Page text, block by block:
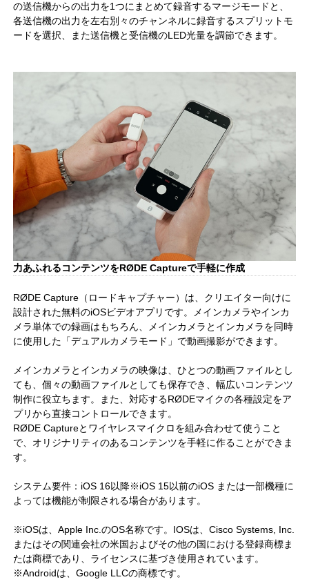
の送信機からの出力を1つにまとめて録音するマージモードと、
各送信機の出力を左右別々のチャンネルに録音するスプリットモ
ードを選択、また送信機と受信機のLED光量を調節できます。
力あふれるコンテンツをRØDE Captureで手軽に作成
RØDE Capture（ロードキャプチャー）は、クリエイター向けに
設計された無料のiOSビデオアプリです。メインカメラやインカ
メラ単体での録画はもちろん、メインカメラとインカメラを同時
に使用した「デュアルカメラモード」で動画撮影ができます。
メインカメラとインカメラの映像は、ひとつの動画ファイルとし
ても、個々の動画ファイルとしても保存でき、幅広いコンテンツ
制作に役立ちます。また、対応するRØDEマイクの各種設定をア
プリから直接コントロールできます。
RØDE Captureとワイヤレスマイクロを組み合わせて使うこと
で、オリジナリティのあるコンテンツを手軽に作ることができま
す。
システム要件：iOS 16以降※iOS 15以前のiOS または一部機種に
よっては機能が制限される場合があります。
※iOSは、Apple Inc.のOS名称です。IOSは、Cisco Systems, Inc.
またはその関連会社の米国およびその他の国における登録商標ま
たは商標であり、ライセンスに基づき使用されています。
※Androidは、Google LLCの商標です。